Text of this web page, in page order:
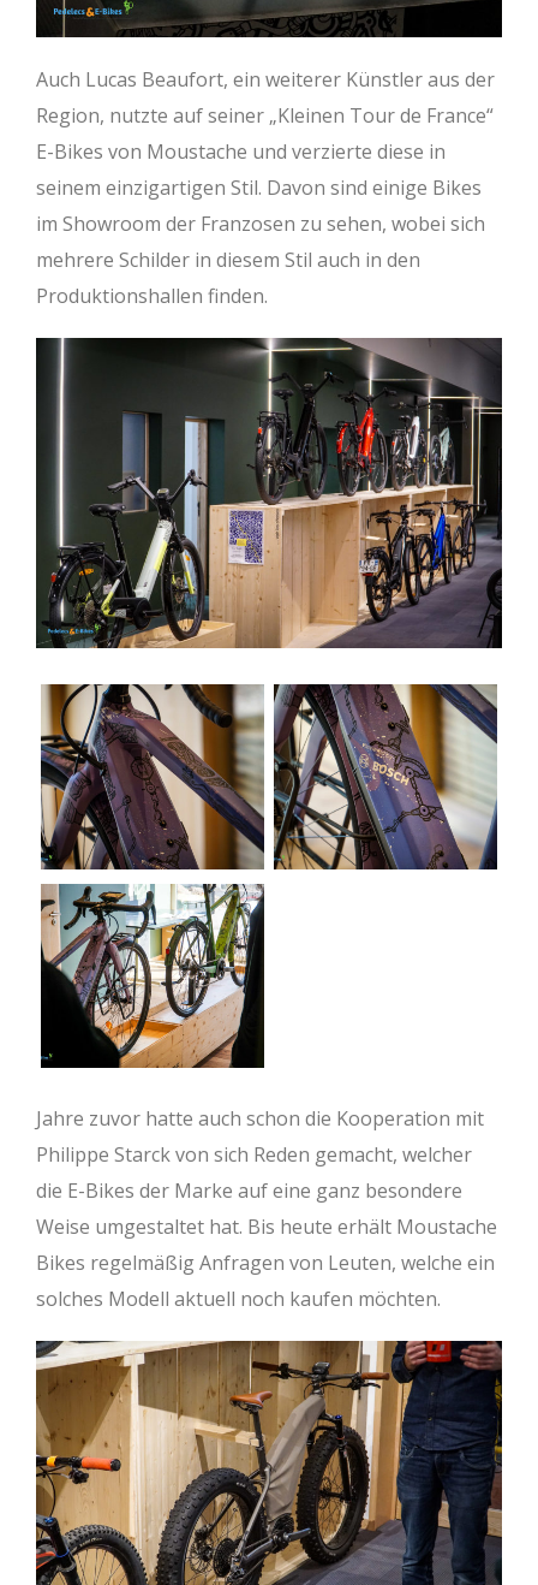
Auch Lucas Beaufort, ein weiterer Künstler aus der
Region, nutzte auf seiner „Kleinen Tour de France“
E-Bikes von Moustache und verzierte diese in
seinem einzigartigen Stil. Davon sind einige Bikes
im Showroom der Franzosen zu sehen, wobei sich
mehrere Schilder in diesem Stil auch in den
Produktionshallen finden.
Jahre zuvor hatte auch schon die Kooperation mit
Philippe Starck von sich Reden gemacht, welcher
die E-Bikes der Marke auf eine ganz besondere
Weise umgestaltet hat. Bis heute erhält Moustache
Bikes regelmäßig Anfragen von Leuten, welche ein
solches Modell aktuell noch kaufen möchten.